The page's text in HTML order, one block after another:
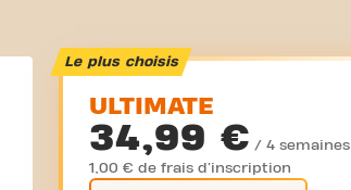
Le plus choisis
ULTIMATE
34,99 € / 4 semaines
1,00 € de frais d'inscription